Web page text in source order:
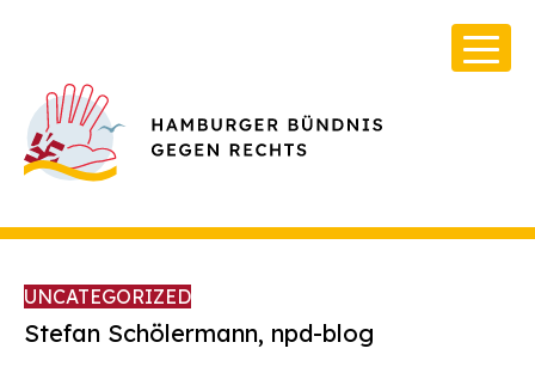
UNCATEGORIZED
Stefan Schölermann, npd-blog